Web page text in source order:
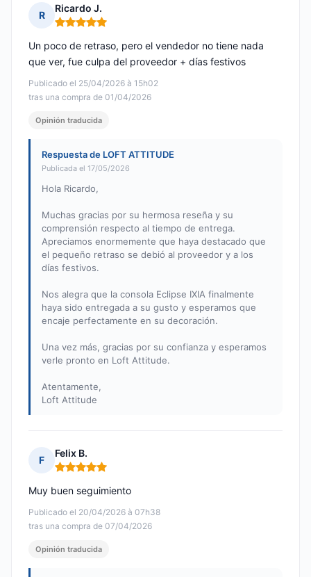
R
Ricardo J.
Nota: 5 de 5
Publicado el 25/04/2026 à 15h02
tras una compra de 01/04/2026
Un poco de retraso, pero el vendedor no tiene nada
que ver, fue culpa del proveedor + días festivos
Opinión traducida
Respuesta de LOFT ATTITUDE
Publicada el 17/05/2026
Hola Ricardo,
Muchas gracias por su hermosa reseña y su
comprensión respecto al tiempo de entrega.
Apreciamos enormemente que haya destacado que
el pequeño retraso se debió al proveedor y a los
días festivos.
Nos alegra que la consola Eclipse IXIA finalmente
haya sido entregada a su gusto y esperamos que
encaje perfectamente en su decoración.
Una vez más, gracias por su confianza y esperamos
verle pronto en Loft Attitude.
Atentamente,
Loft Attitude
F
Felix B.
Nota: 5 de 5
Publicado el 20/04/2026 à 07h38
tras una compra de 07/04/2026
Muy buen seguimiento
Opinión traducida